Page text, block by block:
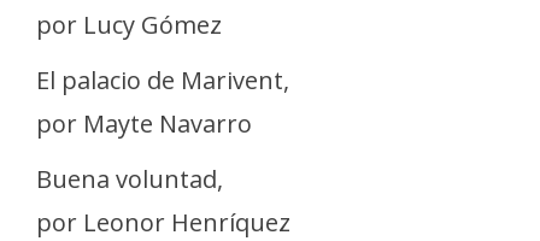
por Lucy Gómez
El palacio de Marivent,
por Mayte Navarro
Buena voluntad,
por Leonor Henríquez